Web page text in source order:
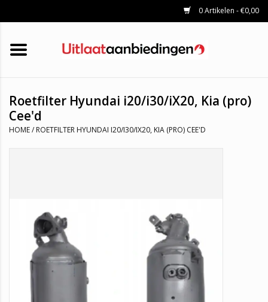
0 Artikelen - €0,00
HOME
KATALYSATOREN
UNIVERSELE UITLAATDELEN
MERKEN
Roetfilter Hyundai i20/i30/iX20, Kia (pro)
Cee'd
HOME/ ROETFILTER HYUNDAI I20/I30/IX20, KIA (PRO) CEE'D